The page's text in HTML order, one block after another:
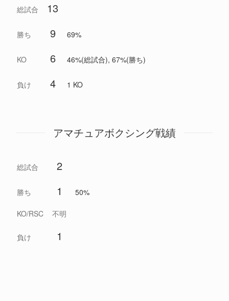
総試合 13
勝ち 9 69%
KO 6 46%(総試合), 67%(勝ち)
負け 4 1 KO
アマチュアボクシング戦績
総試合 2
勝ち 1 50%
KO/RSC 不明
負け 1